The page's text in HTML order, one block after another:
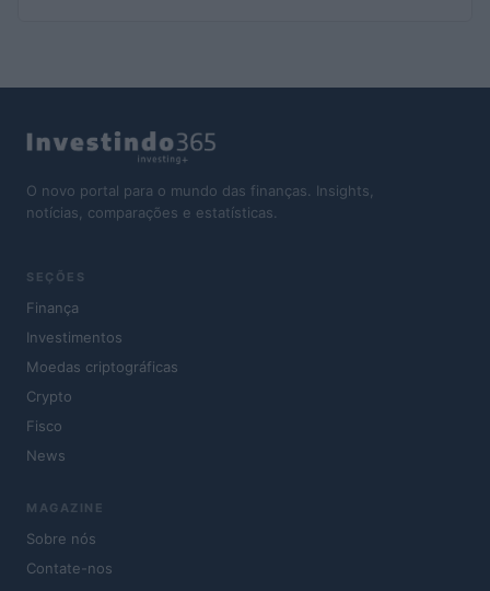
O novo portal para o mundo das finanças. Insights,
notícias, comparações e estatísticas.
SEÇÕES
Finança
Investimentos
Moedas criptográficas
Crypto
Fisco
News
MAGAZINE
Sobre nós
Contate-nos